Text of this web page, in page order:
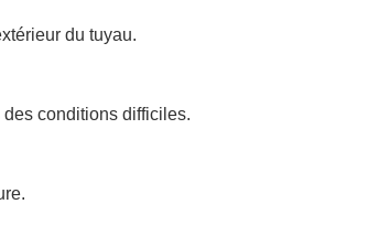
du tuyau.
conditions difficiles.